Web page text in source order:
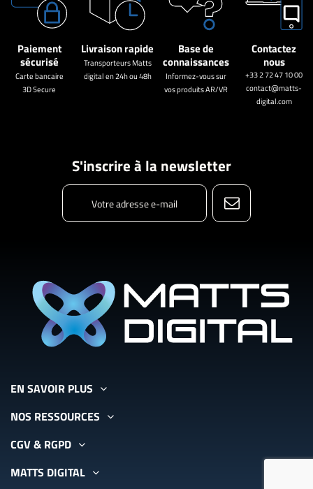
Paiement
sécurisé
Carte bancaire
3D Secure
Livraison rapide
Transporteurs Matts
digital en 24h ou 48h
Base de
connaissances
Informez-vous sur
vos produits AR/VR
Contactez
nous
+33 2 72 47 10 00
contact@matts-
digital.com
S'inscrire à la newsletter
EN SAVOIR PLUS
NOS RESSOURCES
CGV & RGPD
MATTS DIGITAL